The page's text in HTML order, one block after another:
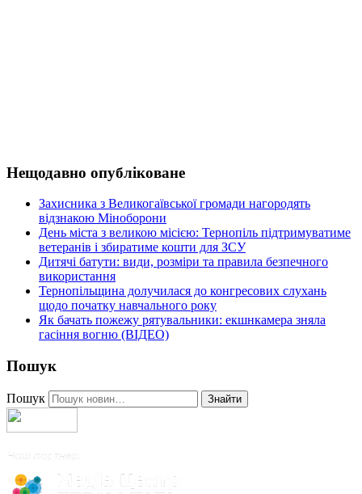
Нещодавно опубліковане
Захисника з Великогаївської громади нагородять
відзнакою Міноборони
День міста з великою місією: Тернопіль підтримуватиме
ветеранів і збиратиме кошти для ЗСУ
Дитячі батути: види, розміри та правила безпечного
використання
Тернопільщина долучилася до конгресових слухань
щодо початку навчального року
Як бачать пожежу рятувальники: екшнкамера зняла
гасіння вогню (ВІДЕО)
Пошук
Пошук Знайти